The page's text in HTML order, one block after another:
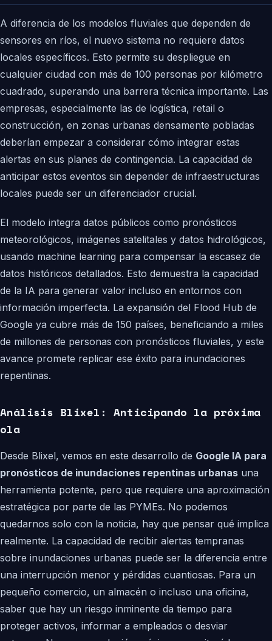
A diferencia de los modelos fluviales que dependen de
sensores en ríos, el nuevo sistema no requiere datos
locales específicos. Esto permite su despliegue en
cualquier ciudad con más de 100 personas por kilómetro
cuadrado, superando una barrera técnica importante. Las
empresas, especialmente las de logística, retail o
construcción, en zonas urbanas densamente pobladas
deberían empezar a considerar cómo integrar estas
alertas en sus planes de contingencia. La capacidad de
anticipar estos eventos sin depender de infraestructuras
locales puede ser un diferenciador crucial.
El modelo integra datos públicos como pronósticos
meteorológicos, imágenes satelitales y datos hidrológicos,
usando machine learning para compensar la escasez de
datos históricos detallados. Esto demuestra la capacidad
de la IA para generar valor incluso en entornos con
información imperfecta. La expansión del Flood Hub de
Google ya cubre más de 150 países, beneficiando a miles
de millones de personas con pronósticos fluviales, y este
avance promete replicar ese éxito para inundaciones
repentinas.
Análisis Blixel: Anticipando la próxima
ola
Desde Blixel, vemos en este desarrollo de Google IA para
pronósticos de inundaciones repentinas urbanas una
herramienta potente, pero que requiere una aproximación
estratégica por parte de las PYMEs. No podemos
quedarnos solo con la noticia, hay que pensar qué implica
realmente. La capacidad de recibir alertas tempranas
sobre inundaciones urbanas puede ser la diferencia entre
una interrupción menor y pérdidas cuantiosas. Para un
pequeño comercio, un almacén o incluso una oficina,
saber que hay un riesgo inminente da tiempo para
proteger activos, informar a empleados o desviar